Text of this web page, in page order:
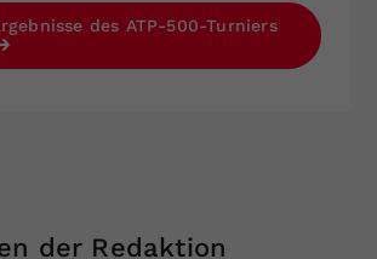
des ATP-500-Turniers
der Redaktion